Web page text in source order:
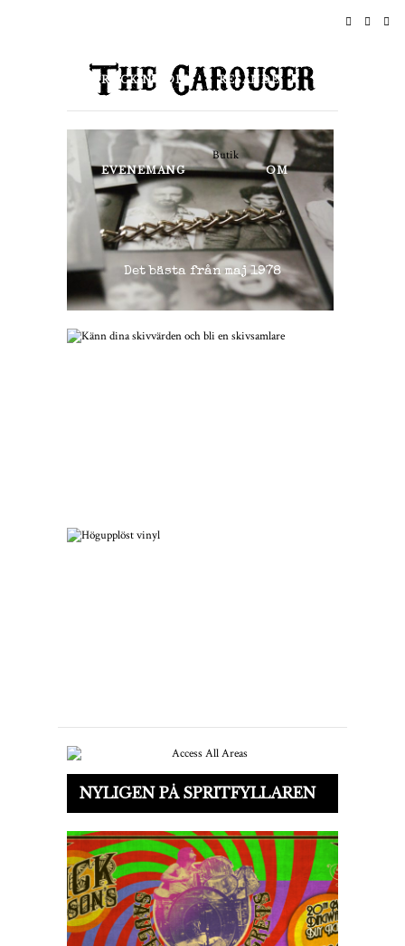
ROCK N ROLL RESANDE
EVENEMANG
Butik
OM
Det bästa från maj 1978
NYLIGEN PÅ SPRITFYLLAREN